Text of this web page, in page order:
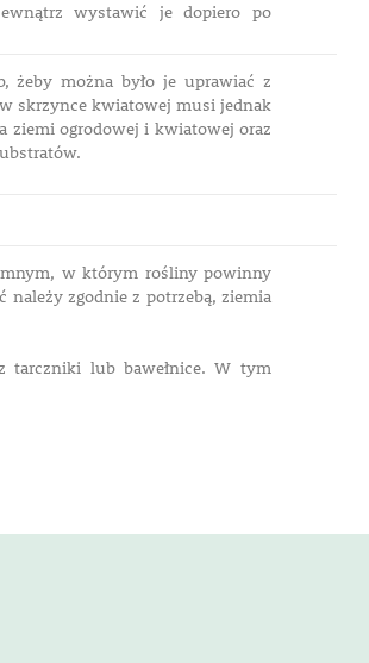
wystawić je dopiero po
żeby można było je uprawiać z
skrzynce kwiatowej musi jednak
ziemi ogrodowej i kwiatowej oraz
w którym rośliny powinny
należy zgodnie z potrzebą, ziemia
tarczniki lub bawełnice. W tym